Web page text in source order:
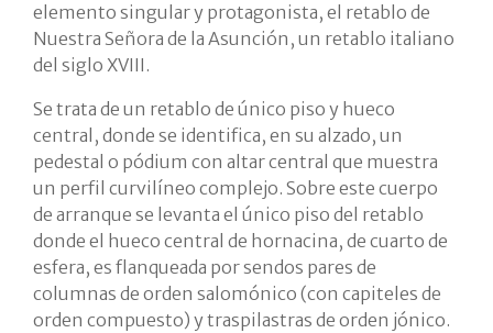
elemento singular y protagonista, el retablo de
Nuestra Señora de la Asunción, un retablo italiano
del siglo XVIII.
Se trata de un retablo de único piso y hueco
central, donde se identifica, en su alzado, un
pedestal o pódium con altar central que muestra
un perfil curvilíneo complejo. Sobre este cuerpo
de arranque se levanta el único piso del retablo
donde el hueco central de hornacina, de cuarto de
esfera, es flanqueada por sendos pares de
columnas de orden salomónico (con capiteles de
orden compuesto) y traspilastras de orden jónico.